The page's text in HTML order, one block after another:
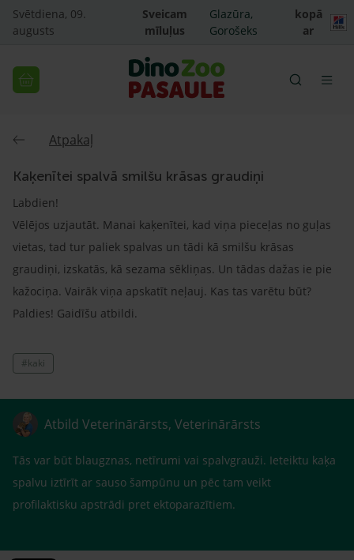
Svētdiena, 09.
augusts
Sveicam
mīluļus
Glazūra,
Gorošeks
kopā
ar
Atpakaļ
Kaķenītei spalvā smilšu krāsas graudiņi
Labdien!
Vēlējos uzjautāt. Manai kaķenītei, kad viņa pieceļas no guļas
vietas, tad tur paliek spalvas un tādi kā smilšu krāsas
graudiņi, izskatās, kā sezama sēkliņas. Un tādas dažas ie pie
kažociņa. Vairāk viņa apskatīt neļauj. Kas tas varētu būt?
Paldies! Gaidīšu atbildi.
#kaki
Atbild Veterinārārsts, Veterinārārsts
Tās var būt blaugznas, netīrumi vai spalvgrauži. Ieteiktu kaķa
spalvu iztīrīt ar sauso šampūnu un pēc tam veikt
profilaktisku apstrādi pret ektoparazītiem.